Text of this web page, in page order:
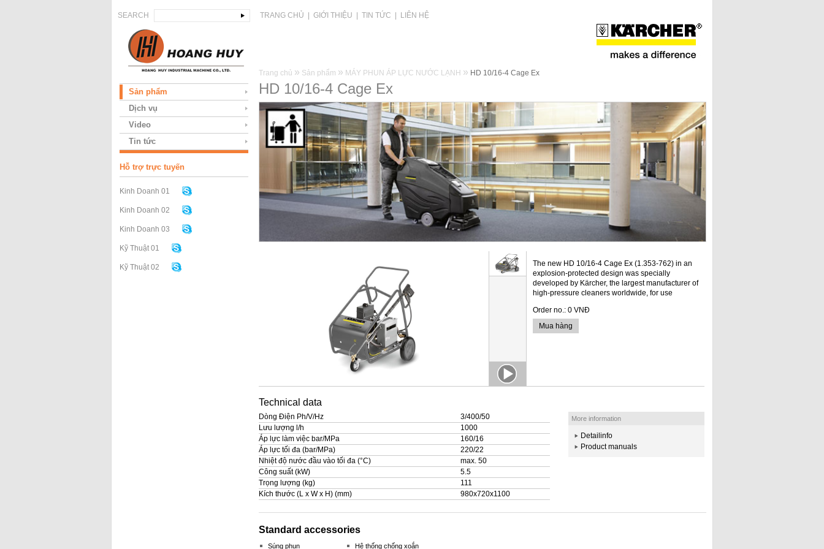
SEARCH TRANG CHỦ GIỚI THIỆU TIN TỨC LIÊN HỆ
Trang chủ » Sản phẩm » MÁY PHUN ÁP LỰC NƯỚC LẠNH » HD 10/16-4 Cage Ex
HD 10/16-4 Cage Ex
Sản phẩm
Dịch vụ
Video
Tin tức
Hỗ trợ trực tuyến
Kinh Doanh 01
Kinh Doanh 02
Kinh Doanh 03
Kỹ Thuật 01
Kỹ Thuật 02
The new HD 10/16-4 Cage Ex (1.353-762) in an
explosion-protected design was specially
developed by Kärcher, the largest manufacturer of
high-pressure cleaners worldwide, for use
Order no.: 0 VNĐ
Mua hàng
Technical data
Dòng Điện Ph/V/Hz
3/400/50
Lưu lượng l/h
1000
Áp lực làm việc bar/MPa
160/16
Áp lực tối đa (bar/MPa)
220/22
Nhiệt độ nước đầu vào tối đa (°C)
max. 50
Công suất (kW)
5.5
Trọng lượng (kg)
111
Kích thước (L x W x H) (mm)
980x720x1100
More information
Detailinfo
Product manuals
Standard accessories
Súng phun
Hệ thống chống xoắn